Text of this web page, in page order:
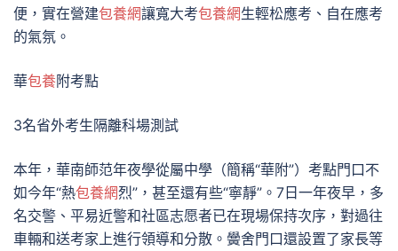
便，實在營建包養網讓寬大考包養網生輕松應考、自在應考
的氣氛。
華包養附考點
3名省外考生隔離科場測試
本年，華南師范年夜學從屬中學（簡稱“華附”）考點門口不
如今年“熱包養網烈”，甚至還有些“寧靜”。7日一年夜早，多
名交警、平易近警和社區志愿者已在現場保持次序，對過往
車輛和送考家上進行領導和分散。黌舍門口還設置了家長等